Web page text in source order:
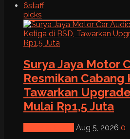
6staff
picks
Surya Jaya Motor
Resmikan Cabang
Tawarkan
Mulai Rp1,5 Juta
Aug 5, 2026 0